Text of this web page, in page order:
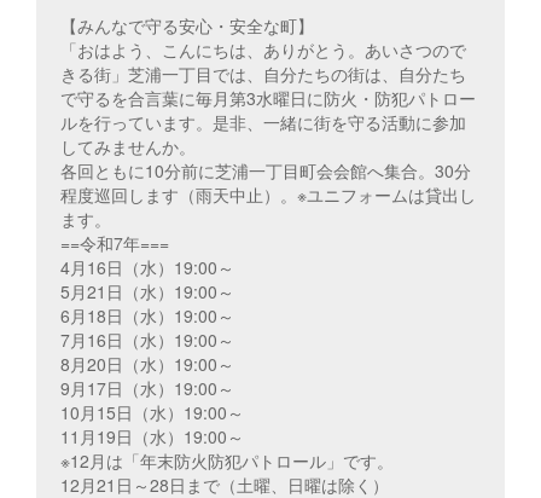
【みんなで守る安心・安全な町】
「おはよう、こんにちは、ありがとう。あいさつので
きる街」芝浦一丁目では、自分たちの街は、自分たち
で守るを合言葉に毎月第3水曜日に防火・防犯パトロー
ルを行っています。是非、一緒に街を守る活動に参加
してみませんか。
各回ともに10分前に芝浦一丁目町会会館へ集合。30分
程度巡回します（雨天中止）。※ユニフォームは貸出し
ます。
==令和7年===
4月16日（水）19:00～
5月21日（水）19:00～
6月18日（水）19:00～
7月16日（水）19:00～
8月20日（水）19:00～
9月17日（水）19:00～
10月15日（水）19:00～
11月19日（水）19:00～
※12月は「年末防火防犯パトロール」です。
12月21日～28日まで（土曜、日曜は除く）